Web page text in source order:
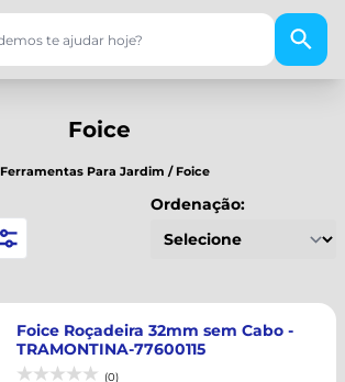
Foice
Ferramentas Para Jardim / Foice
Ordenação:
Foice Roçadeira 32mm sem Cabo -
TRAMONTINA-77600115
(0)